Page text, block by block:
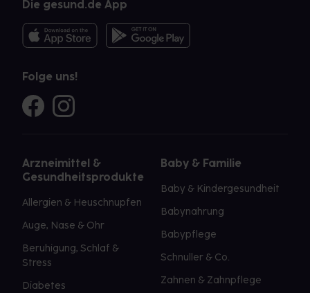
Die gesund.de App
Folge uns!
Arzneimittel &
Gesundheitsprodukte
Allergien & Heuschnupfen
Auge, Nase & Ohr
Beruhigung, Schlaf &
Stress
Diabetes
Baby & Familie
Baby & Kindergesundheit
Babynahrung
Babypflege
Schnuller & Co.
Zahnen & Zahnpflege